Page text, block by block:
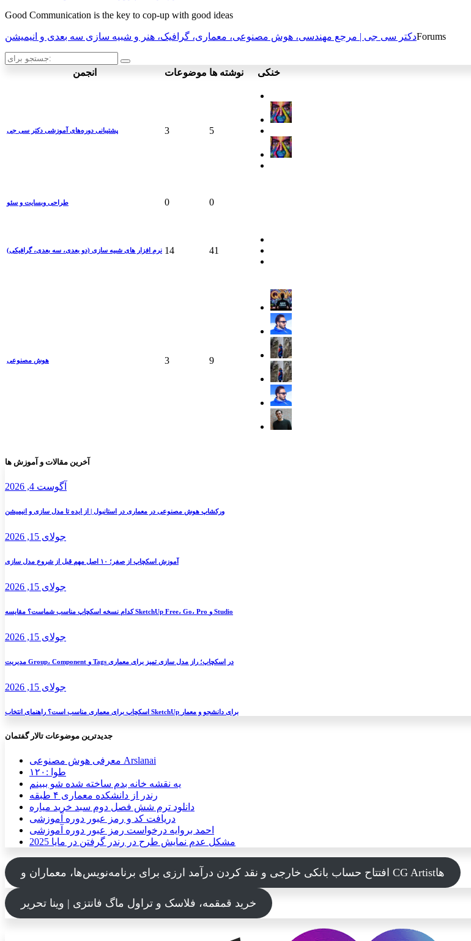
Good Communication is the key to cop-up with good ideas
دکتر سی جی | مرجع مهندسی، هوش مصنوعی، معماری، گرافیک، هنر و شبیه سازی سه بعدی و انیمیشنForums
جستجو
انجمن موضوعات نوشته ها خنکی
پشتیبانی دوره‌های آموزشی دکتر سی جی 3 5
طراحی وبسایت و سئو 0 0
نرم افزار های شبیه سازی (دو بعدی، سه بعدی، گرافیکی) 14 41
هوش مصنوعی 3 9
به
کنار
آخرین مقالات و آموزش ها
آگوست 4, 2026
ورکشاپ هوش مصنوعی در معماری در استانبول | از ایده تا مدل سازی و انیمیشن
جولای 15, 2026
آموزش اسکچاپ از صفر؛ ۱۰ اصل مهم قبل از شروع مدل سازی
جولای 15, 2026
کدام نسخه اسکچاپ مناسب شماست؟ مقایسه SketchUp Free، Go، Pro و Studio
جولای 15, 2026
مدیریت Group، Component و Tags در اسکچاپ؛ راز مدل سازی تمیز برای معماری
جولای 15, 2026
اسکچاپ برای معماری مناسب است؟ راهنمای انتخاب SketchUp برای دانشجو و معمار
جدیدترین موضوعات تالار گفتمان
معرفی هوش مصنوعی Arslanai
طوا :۱۲۰
یه نقشه خانه بدم ساخته شده شو ببینم
رندر از دانشکده معماری ۴ طبقه
دانلود ترم شش فصل دوم سبد خرید میاره
دریافت کد و رمز عبور دوره آموزشی
احمد بروایه درخواست رمز عبور دوره آموزشی
مشکل عدم نمایش طرح در رندر گرفتن در مایا 2025
افتتاح حساب بانکی خارجی و نقد کردن درآمد ارزی برای برنامه‌نویس‌ها، معماران و CG Artistها
خرید قمقمه، فلاسک و تراول ماگ فانتزی | وینا تحریر